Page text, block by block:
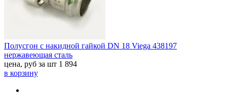
Полусгон с накидной гайкой DN 18 Viega 438197
нержавеющая сталь
цена, руб за шт 1 894
в корзину